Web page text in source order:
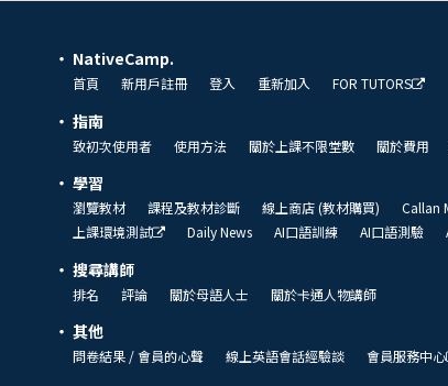
NativeCamp.
首頁 新用戶註冊 登入 重新加入 FOR TUTORS
指南
致初次使用者 使用方法 關於上課不限堂數 關於費用
學習
瀏覽教材 課程及教材診斷 線上商店 (教材購買) Callan
上課環境測試
Daily News AI口語訓練 AI口語測驗
搜尋講師
排名 評論 關於母語人士 關於卡通人物講師
其他
問卷結果 / 會員的心聲 線上英語會話經驗談 會員服務中心